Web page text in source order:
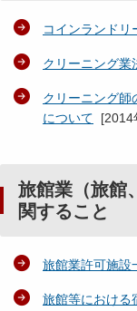
コインランドリ
クリーニング業
クリーニング師
について [2014
旅館業（旅館
関すること
旅館業許可施設
旅館等における